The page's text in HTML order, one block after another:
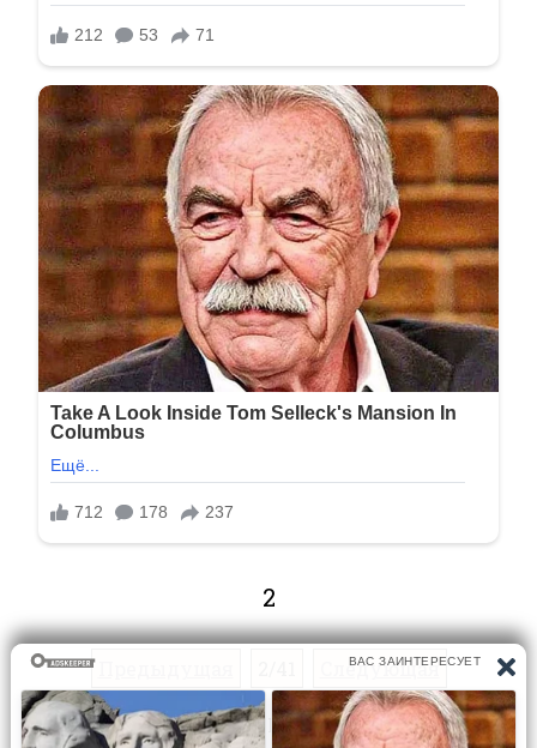
2
Следующая
Перейти на страницу: